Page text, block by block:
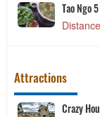
Tao Ngo 5
Attractions
Crazy